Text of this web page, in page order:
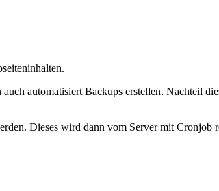
automatisiert Backups erstellen. Nachteil
Dieses wird dann vom Server mit Cronjob